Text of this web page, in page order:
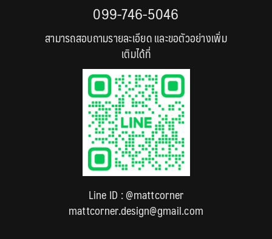
099-746-5046
สามารถสอบถามรายละเอียด และขอตัวอย่างเพิ่ม
เติมได้ที่
Line ID :@mattcorner
mattcorner.design@gmail.com